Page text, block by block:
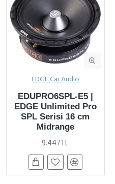
EDGE Car Audio
EDUPRO6SPL-E5 |
EDGE Unlimited Pro
SPL Serisi 16 cm
Midrange
9.447TL